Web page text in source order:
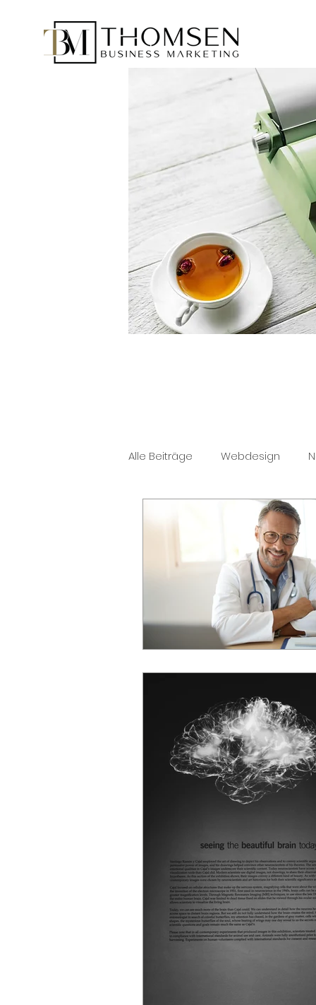
Alle Beiträge Webdesign